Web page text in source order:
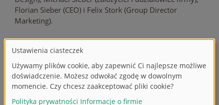
Florian Sieber (CEO) i Felix Stork (Group Director
Marketing).